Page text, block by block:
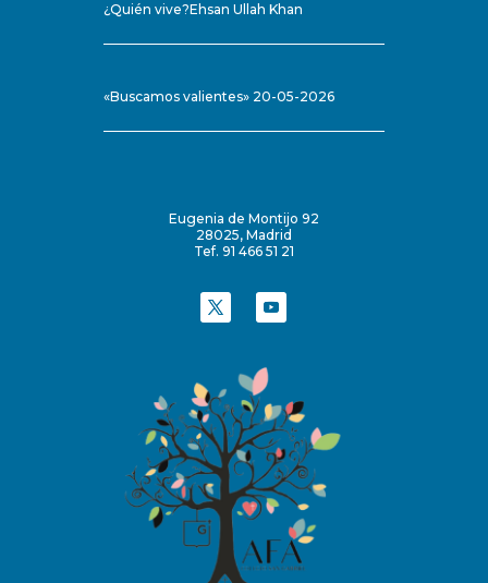
¿Quién vive?Ehsan Ullah Khan
«Buscamos valientes» 20-05-2026
Eugenia de Montijo 92
28025, Madrid
Tef. 91 466 51 21